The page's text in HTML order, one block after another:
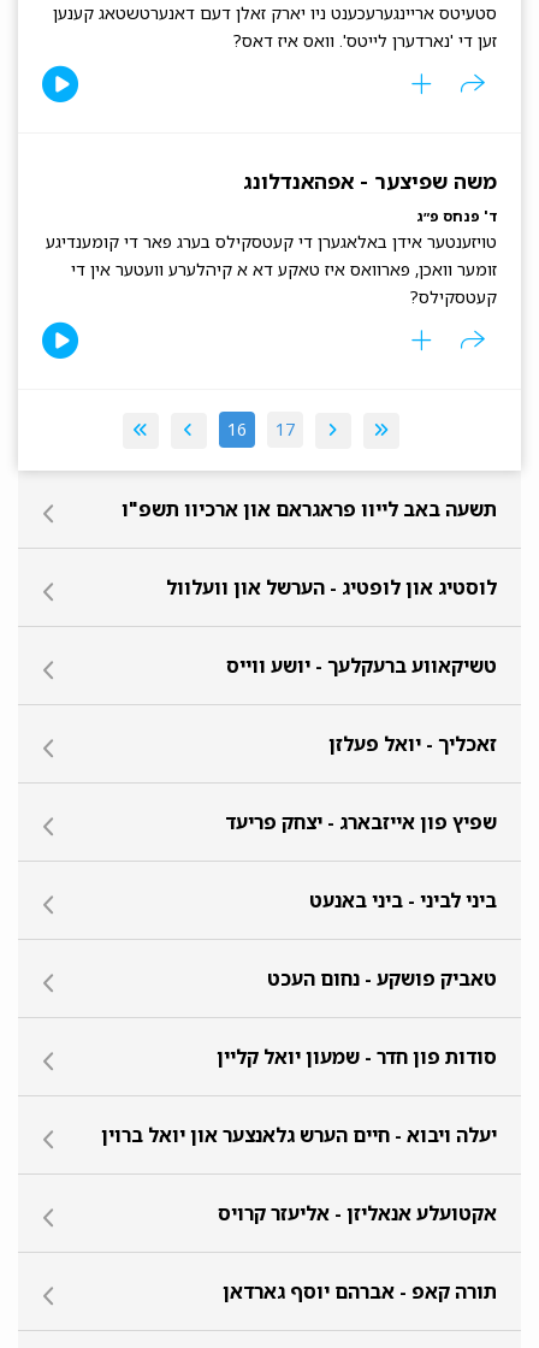
תשעה באב לייוו פראגראם און ארכיוו תשפ"ו
לוסטיג און לופטיג - הערשל און וועלוול
טשיקאווע ברעקלעך - יושע ווייס
זאכליך - יואל פעלזן
שפיץ פון אייזבארג - יצחק פריעד
ביני לביני - ביני באנעט
טאביק פושקע - נחום העכט
סודות פון חדר - שמעון יואל קליין
יעלה ויבוא - חיים הערש גלאנצער און יואל ברוין
אקטועלע אנאליזן - אליעזר קרויס
תורה קאפ - אברהם יוסף גארדאן
סטעיטס אריינגערעכענט ניו יארק זאלן דעם דאנערטשטאג קענען
זען די 'נארדערן לייטס'. וואס איז דאס?
משה שפיצער - אפהאנדלונג
ד' פנחס פ״ג
טויזענטער אידן באלאגערן די קעטסקילס בערג פאר די קומענדיגע
זומער וואכן, פארוואס איז טאקע דא א קיהלערע וועטער אין די
קעטסקילס?
16 17